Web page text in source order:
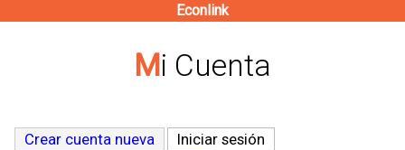
contenido
Econlink
Mi Cuenta
Crear cuenta nueva Iniciar sesión